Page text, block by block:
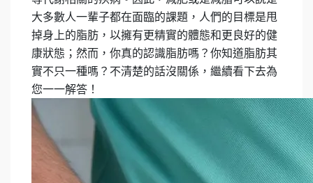
大多數人一輩子都在面臨的課題，人們的目標是甩
掉身上的脂肪，以擁有更精實的體態和更良好的健
康狀態；然而，你真的認識脂肪嗎？你知道脂肪其
實不只一種嗎？不清楚的話沒關係，繼續看下去為
您一一解答！